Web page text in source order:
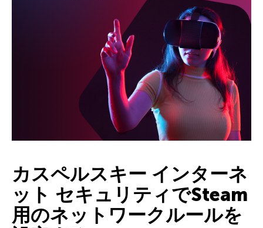
カスペルスキー インターネ
ット セキュリティでSteam
用のネットワークルールを